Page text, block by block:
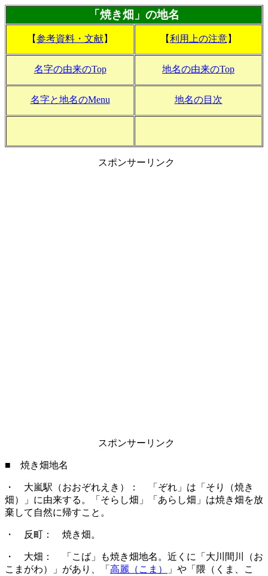
「焼き畑」の地名
【参考資料・文献】 【利用上の注意】
名字の由来のTop 地名の由来のTop
名字と地名のMenu 地名の目次
スポンサーリンク
スポンサーリンク
■ 焼き畑地名
・ 大嵐駅（おおぞれえき）： 「ぞれ」は「そり（焼き
畑）」に由来する。「そらし畑」「あらし畑」は焼き畑を放
棄して自然に帰すこと。
・ 反町： 焼き畑。
・ 大畑： 「こば」も焼き畑地名。近くに「大川間川（お
こまがわ）」があり、「 高麗（こま）
」や「隈（くま、こ